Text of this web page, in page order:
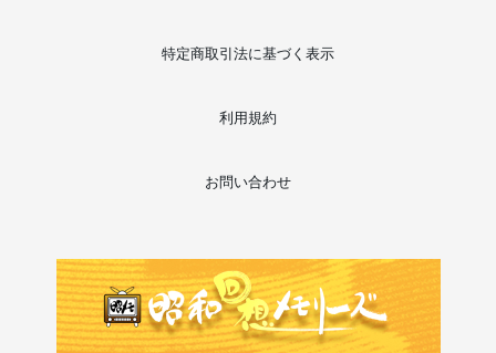
特定商取引法に基づく表示
利用規約
お問い合わせ